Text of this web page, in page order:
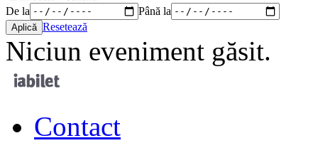
De la
Până la
Resetează
Niciun eveniment găsit.
Contact